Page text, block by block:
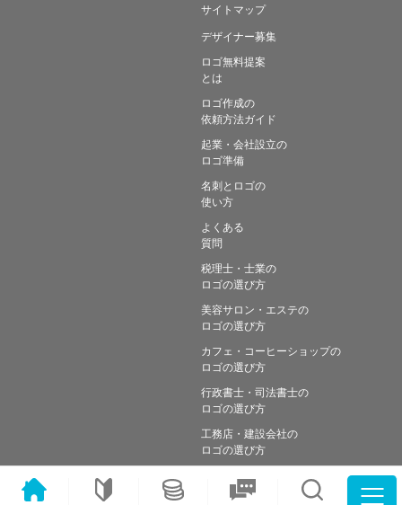
サイトマップ
デザイナー募集
ロゴ無料提案
とは
ロゴ作成の
依頼方法ガイド
起業・会社設立の
ロゴ準備
名刺とロゴの
使い方
よくある
質問
税理士・士業の
ロゴの選び方
美容サロン・エステの
ロゴの選び方
カフェ・コーヒーショップの
ロゴの選び方
行政書士・司法書士の
ロゴの選び方
工務店・建設会社の
ロゴの選び方